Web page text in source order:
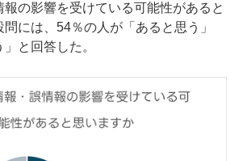
報の影響を受けている可能性があると
には、54％の人が「あると思う」
」と回答した。